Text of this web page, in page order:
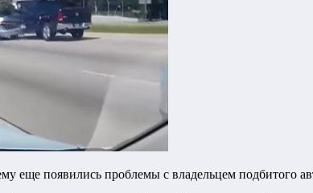
еще появились проблемы с владельцем